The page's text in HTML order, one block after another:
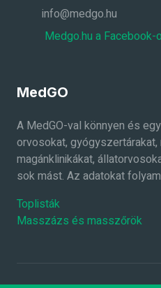
info@medgo.hu
Medgo.hu a Facebook-
MedGO
A MedGO-val könnyen és
orvosokat, gyógyszertárakat,
magánklinikákat,
sok mást. Az adatokat
Toplisták
Masszázs és masszőrök